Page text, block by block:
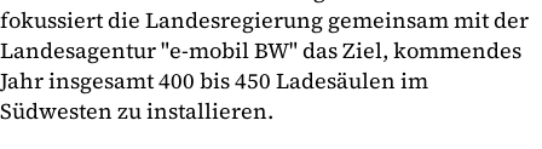
fokussiert die Landesregierung gemeinsam mit der
Landesagentur "e-mobil BW" das Ziel, kommendes
Jahr insgesamt 400 bis 450 Ladesäulen im
Südwesten zu installieren.